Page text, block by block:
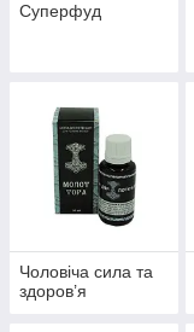
Суперфуд
Чоловіча сила та
здоров’я